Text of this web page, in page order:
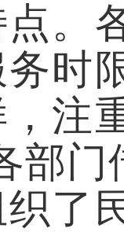
。
时
， 注
部门
织了